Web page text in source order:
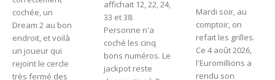
cochée, un
Dream 2 au bon
endroit, et voilà
un joueur qui
rejoint le cercle
très fermé des
affichait 12, 22, 24,
33 et 38.
Personne n'a
coché les cinq
bons numéros. Le
jackpot reste
Mardi soir, au
comptoir, on
refait les grilles.
Ce 4 août 2026,
l'Euromillions a
rendu son